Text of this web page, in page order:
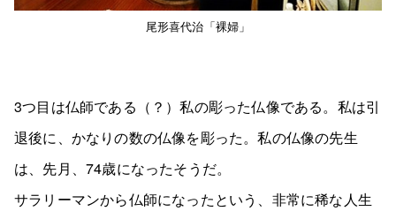
尾形喜代治「裸婦」
3つ目は仏師である（？）私の彫った仏像である。私は引
退後に、かなりの数の仏像を彫った。私の仏像の先生
は、先月、74歳になったそうだ。
サラリーマンから仏師になったという、非常に稀な人生